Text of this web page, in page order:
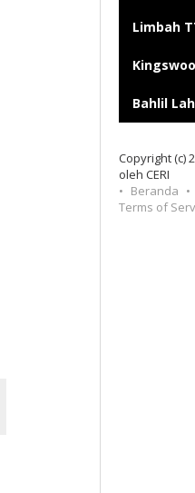
Limbah
Bahlil
Copyright (c)
oleh CERI
Beranda
Terms of